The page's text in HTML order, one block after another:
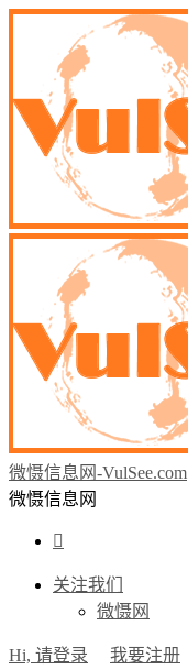
微慑信息网-VulSee.com
微慑信息网

关注我们
微慑网
Hi, 请登录 我要注册